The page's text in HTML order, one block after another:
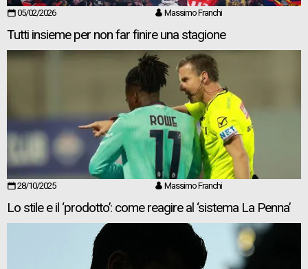
05/02/2026 Massimo Franchi
Tutti insieme per non far finire una stagione
28/10/2025 Massimo Franchi
Lo stile e il ‘prodotto’: come reagire al ‘sistema La Penna’